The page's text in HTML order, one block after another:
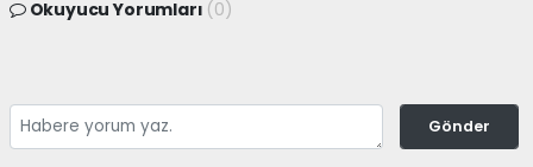
Okuyucu Yorumları (0)
Gönder